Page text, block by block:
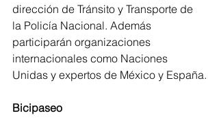
dirección de Tránsito y Transporte de
la Policía Nacional. Además
participarán organizaciones
internacionales como Naciones
Unidas y expertos de México y España.
Bicipaseo